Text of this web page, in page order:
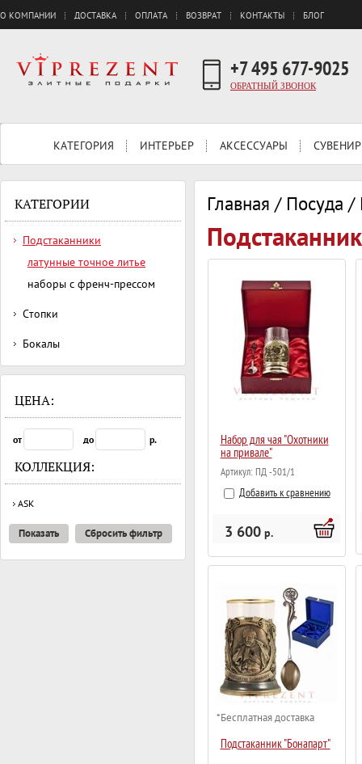
О КОМПАНИИ ДОСТАВКА ОПЛАТА ВОЗВРАТ КОНТАКТЫ БЛОГ
+7 495 677-9025
ОБРАТНЫЙ ЗВОНОК
КАТЕГОРИЯ ИНТЕРЬЕР АКСЕССУАРЫ
Главная / Посуда /
Набор для чая "Охотники
на привале"
Артикул: ПД -501/1
Добавить к сравнению
3 600р.
*Бесплатная доставка
Подстаканник "Бонапарт"
КАТЕГОРИИ
Подстаканники
латунные точное литье
наборы с френч-прессом
Стопки
Бокалы
ЦЕНА:
от до р.
КОЛЛЕКЦИЯ:
ASK
Показать Сбросить фильтр